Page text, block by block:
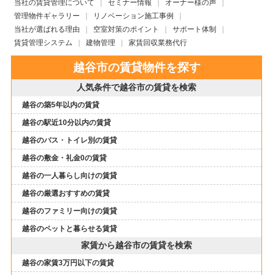
当社の賃貸管理について セミナー情報
オーナー様の声
管理物件ギャラリー
リノベーション施工事例
当社が選ばれる理由
空室対策のポイント
サポート体制
賃貸管理システム
建物管理 家賃回収業務代行
越谷市の賃貸物件を探す
人気条件で越谷市の賃貸を検索
越谷の築5年以内の賃貸
越谷の駅近10分以内の賃貸
越谷のバス・トイレ別の賃貸
越谷の敷金・礼金0の賃貸
越谷の一人暮らし向けの賃貸
越谷の厳選おすすめの賃貸
越谷のファミリー向けの賃貸
越谷のペットと暮らせる賃貸
家賃から越谷市の賃貸を検索
越谷の家賃3万円以下の賃貸